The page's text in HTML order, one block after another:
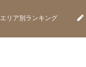
エリア別ランキング